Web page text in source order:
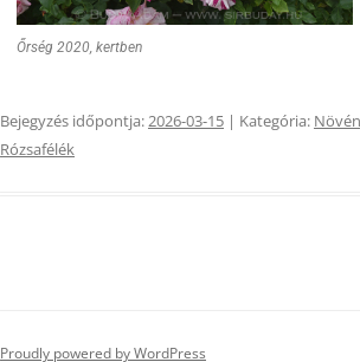
Őrség 2020, kertben
Bejegyzés időpontja:2026-03-15 | Kategória:
Rózsafélék
Proudly powered by WordPress